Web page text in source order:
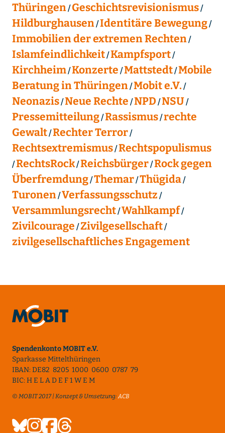
Thüringen Geschichtsrevisionismus
Hildburghausen Identitäre Bewegung
Immobilien der extremen Rechten
Islamfeindlichkeit Kampfsport
Kirchheim Konzerte Mattstedt Mobile
Beratung in Thüringen Mobit e.V.
Neonazis Neue Rechte NPD NSU
Pressemitteilung Rassismus rechte
Gewalt Rechter Terror
Rechtsextremismus Rechtspopulismus
RechtsRock Reichsbürger Rock gegen
Überfremdung Themar Thügida
Turonen Verfassungsschutz
Versammlungsrecht Wahlkampf
Zivilcourage Zivilgesellschaft
zivilgesellschaftliches Engagement
Spendenkonto MOBIT e.V.
Sparkasse Mittelthüringen
IBAN: DE82 8205 1000 0600 0787 79
BIC: H E L A D E F 1 W E M
© MOBIT 2017 | Konzept & Umsetzung:ACB